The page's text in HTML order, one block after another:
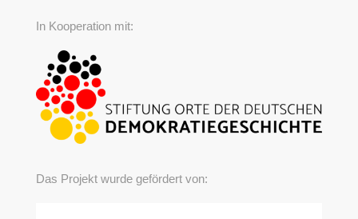
In Kooperation mit:
Das Projekt wurde gefördert von: